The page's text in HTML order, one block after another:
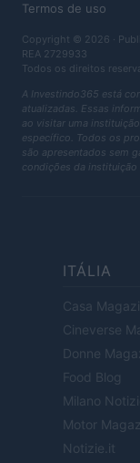
Termos de uso
Copyright © 2026 ·
REA 2729933
Todos os direitos
A Investindo365 está
atualizadas. Essas
ao visitar uma
específico. Todos os
são apresentados sem
condições da instituição
ITÁLIA
Casa
Cineverse
Donne
Food Blog
Milano
Motor
Notizie.it